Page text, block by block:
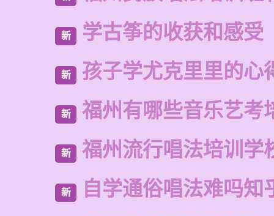
新 学古筝的收获和感受
新 孩子学尤克里里的心
新 福州有哪些音乐艺考
新 福州流行唱法培训学
新 自学通俗唱法难吗知